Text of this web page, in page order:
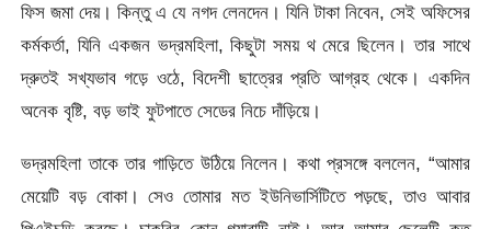
ফিস জমা দেয়। কিন্তু এ যে নগদ লেনদেন। যিনি টাকা নিবেন, সেই অফিসের
কর্মকর্তা, যিনি একজন ভদ্রমহিলা, কিছুটা সময় থ মেরে ছিলেন। তার সাথে
দ্রুতই সখ্যভাব গড়ে ওঠে, বিদেশী ছাত্রের প্রতি আগ্রহ থেকে। একদিন
অনেক বৃষ্টি, বড় ভাই ফুটপাতে সেডের নিচে দাঁড়িয়ে।
ভদ্রমহিলা তাকে তার গাড়িতে উঠিয়ে নিলেন। কথা প্রসঙ্গে বললেন, “আমার
মেয়েটি বড় বোকা। সেও তোমার মত ইউনিভার্সিটিতে পড়ছে, তাও আবার